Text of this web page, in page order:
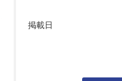
掲載日